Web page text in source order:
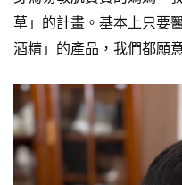
草」的計畫。基本上只要
酒精」的產品，我們都願